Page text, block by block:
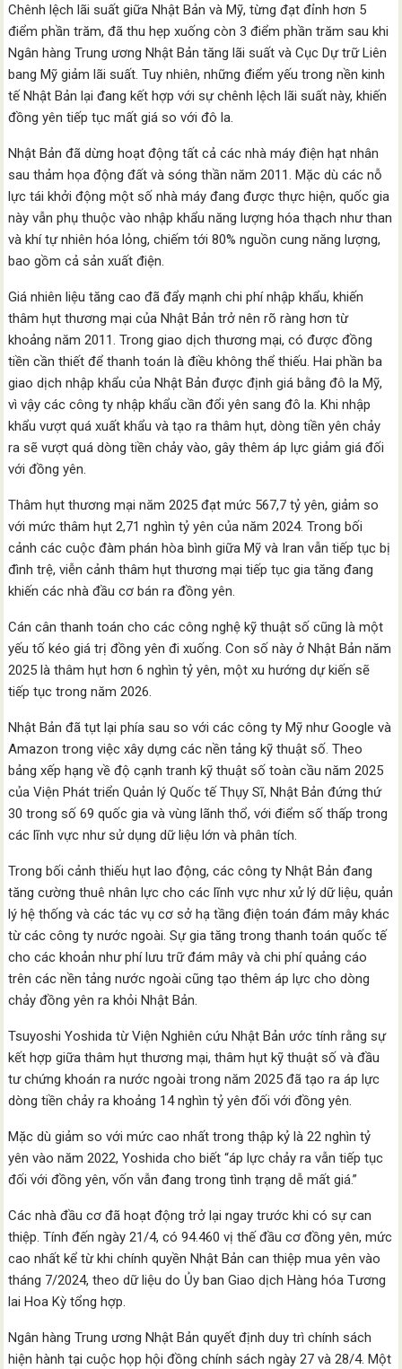
Chênh lệch lãi suất giữa Nhật Bản và Mỹ, từng đạt đỉnh hơn 5
điểm phần trăm, đã thu hẹp xuống còn 3 điểm phần trăm sau khi
Ngân hàng Trung ương Nhật Bản tăng lãi suất và Cục Dự trữ Liên
bang Mỹ giảm lãi suất. Tuy nhiên, những điểm yếu trong nền kinh
tế Nhật Bản lại đang kết hợp với sự chênh lệch lãi suất này, khiến
đồng yên tiếp tục mất giá so với đô la.
Nhật Bản đã dừng hoạt động tất cả các nhà máy điện hạt nhân
sau thảm họa động đất và sóng thần năm 2011. Mặc dù các nỗ
lực tái khởi động một số nhà máy đang được thực hiện, quốc gia
này vẫn phụ thuộc vào nhập khẩu năng lượng hóa thạch như than
và khí tự nhiên hóa lỏng, chiếm tới 80% nguồn cung năng lượng,
bao gồm cả sản xuất điện.
Giá nhiên liệu tăng cao đã đẩy mạnh chi phí nhập khẩu, khiến
thâm hụt thương mại của Nhật Bản trở nên rõ ràng hơn từ
khoảng năm 2011. Trong giao dịch thương mại, có được đồng
tiền cần thiết để thanh toán là điều không thể thiếu. Hai phần ba
giao dịch nhập khẩu của Nhật Bản được định giá bằng đô la Mỹ,
vì vậy các công ty nhập khẩu cần đổi yên sang đô la. Khi nhập
khẩu vượt quá xuất khẩu và tạo ra thâm hụt, dòng tiền yên chảy
ra sẽ vượt quá dòng tiền chảy vào, gây thêm áp lực giảm giá đối
với đồng yên.
Thâm hụt thương mại năm 2025 đạt mức 567,7 tỷ yên, giảm so
với mức thâm hụt 2,71 nghìn tỷ yên của năm 2024. Trong bối
cảnh các cuộc đàm phán hòa bình giữa Mỹ và Iran vẫn tiếp tục bị
đình trệ, viễn cảnh thâm hụt thương mại tiếp tục gia tăng đang
khiến các nhà đầu cơ bán ra đồng yên.
Cán cân thanh toán cho các công nghệ kỹ thuật số cũng là một
yếu tố kéo giá trị đồng yên đi xuống. Con số này ở Nhật Bản năm
2025 là thâm hụt hơn 6 nghìn tỷ yên, một xu hướng dự kiến sẽ
tiếp tục trong năm 2026.
Nhật Bản đã tụt lại phía sau so với các công ty Mỹ như Google và
Amazon trong việc xây dựng các nền tảng kỹ thuật số. Theo
bảng xếp hạng về độ cạnh tranh kỹ thuật số toàn cầu năm 2025
của Viện Phát triển Quản lý Quốc tế Thụy Sĩ, Nhật Bản đứng thứ
30 trong số 69 quốc gia và vùng lãnh thổ, với điểm số thấp trong
các lĩnh vực như sử dụng dữ liệu lớn và phân tích.
Trong bối cảnh thiếu hụt lao động, các công ty Nhật Bản đang
tăng cường thuê nhân lực cho các lĩnh vực như xử lý dữ liệu, quản
lý hệ thống và các tác vụ cơ sở hạ tầng điện toán đám mây khác
từ các công ty nước ngoài. Sự gia tăng trong thanh toán quốc tế
cho các khoản như phí lưu trữ đám mây và chi phí quảng cáo
trên các nền tảng nước ngoài cũng tạo thêm áp lực cho dòng
chảy đồng yên ra khỏi Nhật Bản.
Tsuyoshi Yoshida từ Viện Nghiên cứu Nhật Bản ước tính rằng sự
kết hợp giữa thâm hụt thương mại, thâm hụt kỹ thuật số và đầu
tư chứng khoán ra nước ngoài trong năm 2025 đã tạo ra áp lực
dòng tiền chảy ra khoảng 14 nghìn tỷ yên đối với đồng yên.
Mặc dù giảm so với mức cao nhất trong thập kỷ là 22 nghìn tỷ
yên vào năm 2022, Yoshida cho biết “áp lực chảy ra vẫn tiếp tục
đối với đồng yên, vốn vẫn đang trong tình trạng dễ mất giá.”
Các nhà đầu cơ đã hoạt động trở lại ngay trước khi có sự can
thiệp. Tính đến ngày 21/4, có 94.460 vị thế đầu cơ đồng yên, mức
cao nhất kể từ khi chính quyền Nhật Bản can thiệp mua yên vào
tháng 7/2024, theo dữ liệu do Ủy ban Giao dịch Hàng hóa Tương
lai Hoa Kỳ tổng hợp.
Ngân hàng Trung ương Nhật Bản quyết định duy trì chính sách
hiện hành tại cuộc họp hội đồng chính sách ngày 27 và 28/4. Một